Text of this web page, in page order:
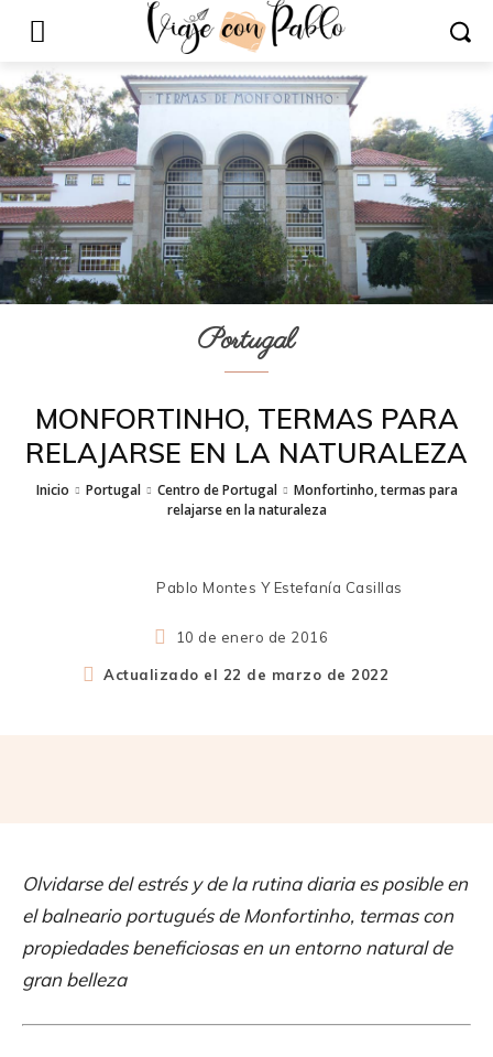
Portugal
MONFORTINHO, TERMAS PARA
RELAJARSE EN LA NATURALEZA
Inicio Portugal Centro de Portugal
Monfortinho, termas para
relajarse en la naturaleza
Pablo Montes Y Estefanía Casillas
10 de enero de 2016
Actualizado el 22 de marzo de 2022
Olvidarse del estrés y de la rutina diaria es posible en
el balneario portugués de Monfortinho, termas con
propiedades beneficiosas en un entorno natural de
gran belleza